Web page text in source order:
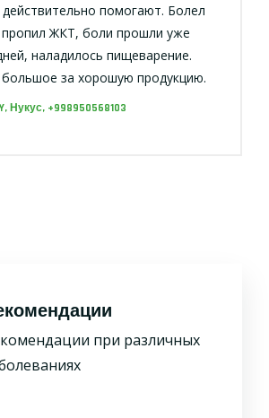
помогают. Болел
ЖКТ, боли прошли уже
наладилось пищеварение.
за хорошую продукцию.
Нукус, +998950568103
при различных